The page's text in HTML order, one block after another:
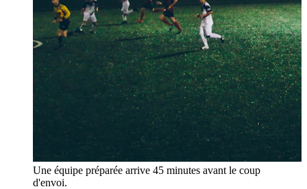
Une équipe préparée arrive 45 minutes avant le coup
d'envoi.